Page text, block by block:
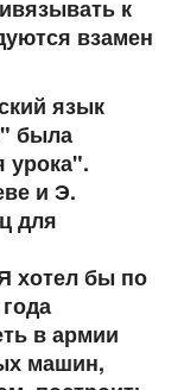
к
взамен
язык
была
урока".
и Э.
для
хотел бы по
в армии
машин,